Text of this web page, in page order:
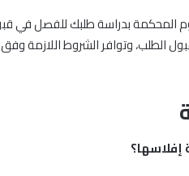
78. في حال قبول الطلب، وتوافر الشروط
إفلاسها؟